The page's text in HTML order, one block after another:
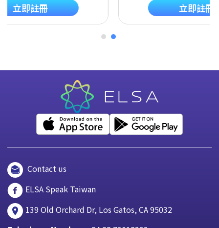
立即註冊 立即註冊
Contact us
ELSA Speak Taiwan
139 Old Orchard Dr, Los Gatos, CA 95032